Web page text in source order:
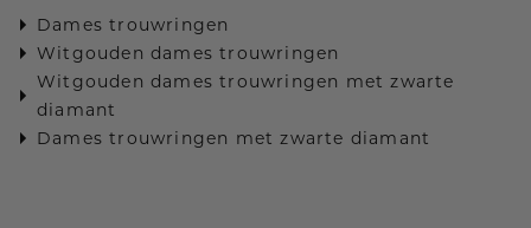
Dames trouwringen
Witgouden dames trouwringen
Witgouden dames trouwringen met zwarte
diamant
Dames trouwringen met zwarte diamant